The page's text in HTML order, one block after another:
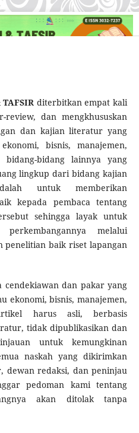
TAFSIR diterbitkan empat kali
dan mengkhususkan
dan kajian literatur yang
bisnis, manajemen,
bidang lainnya yang
lingkup dari bidang kajian
untuk memberikan
kepada pembaca tentang
sehingga layak untuk
melalui
baik riset lapangan
dan pakar yang
ekonomi, bisnis, manajemen,
harus asli, berbasis
tidak dipublikasikan dan
untuk kemungkinan
naskah yang dikirimkan
dewan redaksi, dan peninjau
pedoman kami tentang
akan ditolak tanpa